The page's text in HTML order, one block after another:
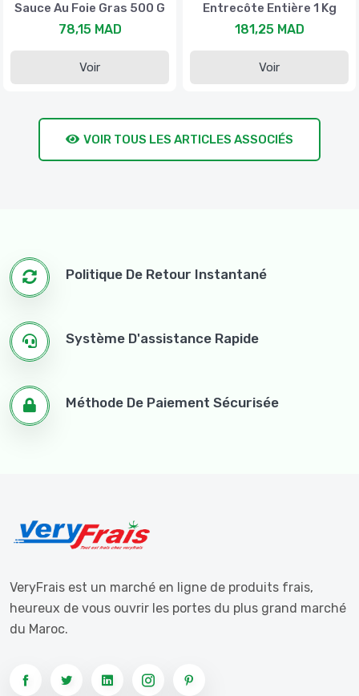
Sauce Au Foie Gras 500 G
78,15 MAD
Voir
Entrecôte Entière 1 Kg
181,25 MAD
Voir
VOIR TOUS LES ARTICLES ASSOCIÉS
Politique De Retour Instantané
Système D'assistance Rapide
Méthode De Paiement Sécurisée
VeryFrais est un marché en ligne de produits frais,
heureux de vous ouvrir les portes du plus grand marché
du Maroc.